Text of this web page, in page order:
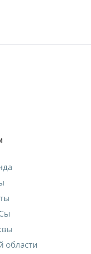
области